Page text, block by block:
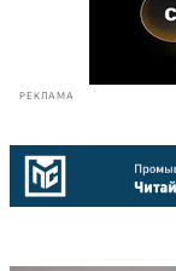
РЕКЛАМА